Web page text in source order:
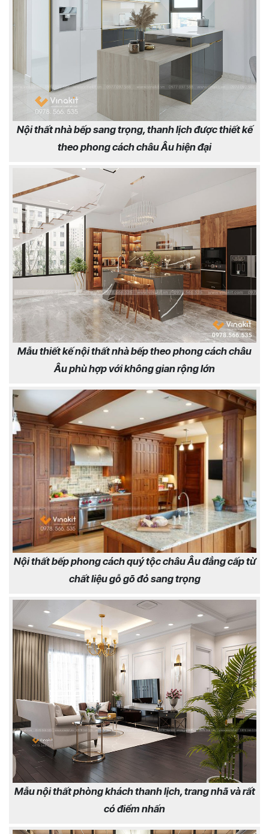
Nội thất nhà bếp sang trọng, thanh lịch được thiết kế
theo phong cách châu Âu hiện đại
Mẫu thiết kế nội thất nhà bếp theo phong cách châu
Âu phù hợp với không gian rộng lớn
Nội thất bếp phong cách quý tộc châu Âu đẳng cấp từ
chất liệu gỗ gõ đỏ sang trọng
Mẫu nội thất phòng khách thanh lịch, trang nhã và rất
có điểm nhấn